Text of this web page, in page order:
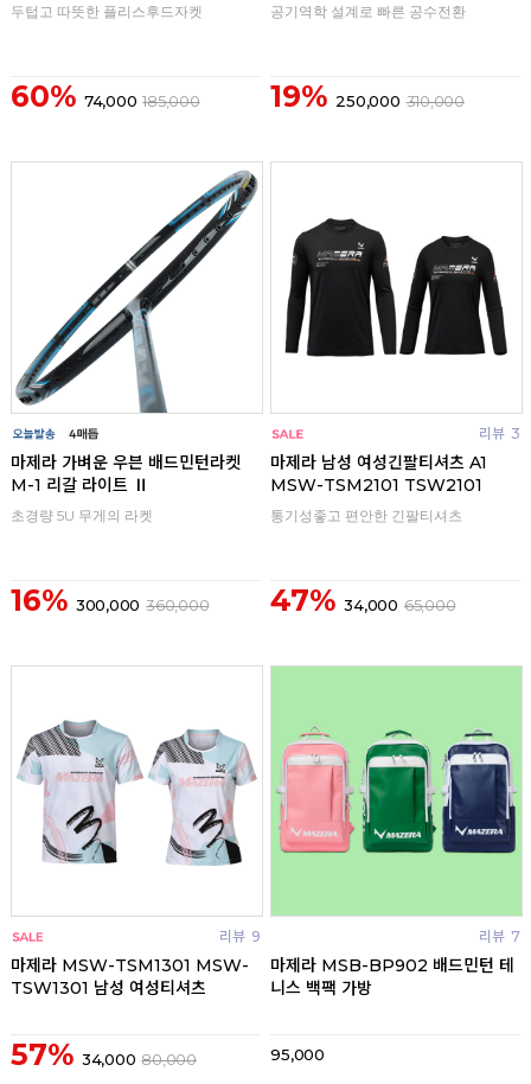
두텁고 따뜻한 플리스후드자켓
60% 74,000 185,000
공기역학 설계로 빠른 공수전환
19% 250,000 310,000
마제라 가벼운 우븐 배드민턴라켓
M-1 리갈 라이트 Ⅱ
초경량 5U 무게의 라켓
16% 300,000 360,000
리뷰 3
마제라 남성 여성긴팔티셔츠 A1
MSW-TSM2101 TSW2101
통기성좋고 편안한 긴팔티셔츠
47% 34,000 65,000
리뷰 9
마제라 MSW-TSM1301 MSW-
TSW1301 남성 여성티셔츠
57% 34,000 80,000
리뷰 7
마제라 MSB-BP902 배드민턴 테
니스 백팩 가방
95,000